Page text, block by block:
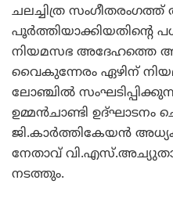
ചലച്ചിത്ര
പൂര്‍ത്തിയാക്കിയതിന്റെ
നിയമസഭ അദേഹത്തെ
വൈകുന്നേരം ഏഴിന്
ലോഞ്ചില്‍
ഉമ്മന്‍ചാണ്ടി ഉദ്ഘാടനം
ജി.കാര്‍ത്തികേയന്‍
നേതാവ്
നടത്തും.